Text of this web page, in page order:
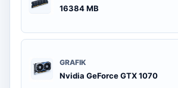
16384 MB
GRAFIK
Nvidia GeForce GTX 1070